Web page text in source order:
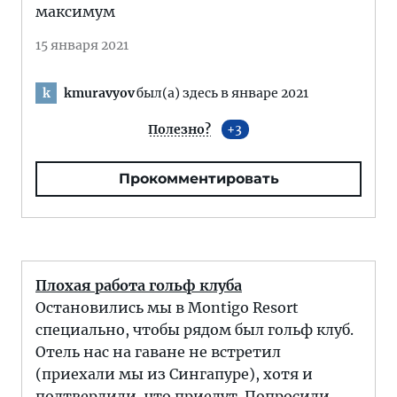
максимум
15 января 2021
k kmuravyovбыл(а) здесь в январе 2021
Полезно? 3
Прокомментировать
Плохая работа гольф клуба
Остановились мы в Montigo Resort
специально, чтобы рядом был гольф клуб.
Отель нас на гаване не встретил
(приехали мы из Сингапуре), хотя и